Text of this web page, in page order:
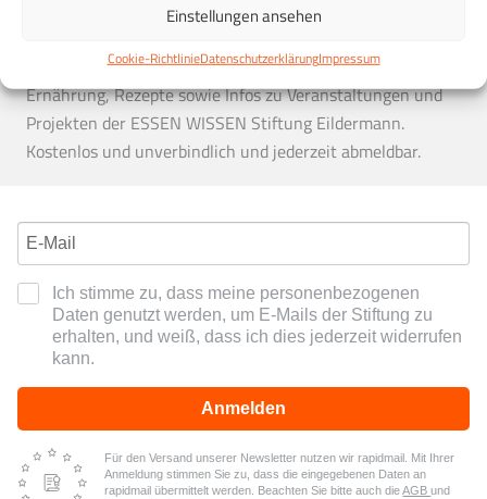
Einstellungen ansehen
Cookie-RichtlinieDatenschutzerklärungImpressum
Essen & Wissen in Ihrem Postfach:Entdecken Sie die
in regelmäßigen Abständen Tipps zu einer gesunden
Ernährung, Rezepte sowie Infos zu Veranstaltungen und
Projekten der ESSEN WISSEN Stiftung Eildermann.
Kostenlos und unverbindlich und jederzeit abmeldbar.
Ich stimme zu, dass meine personenbezogenen
Daten genutzt werden, um E-Mails der Stiftung zu
erhalten, und weiß, dass ich dies jederzeit widerrufen
kann.
Anmelden
Für den Versand unserer Newsletter nutzen wir rapidmail. Mit Ihrer
Anmeldung stimmen Sie zu, dass die eingegebenen Daten an
rapidmail übermittelt werden. Beachten Sie bitte auch dieAGBund